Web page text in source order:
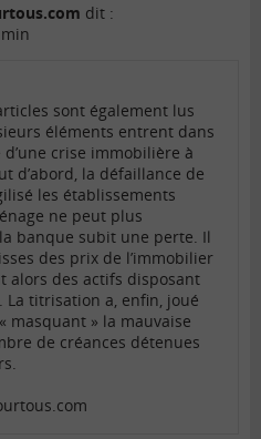
dit :
sont également lus
éléments entrent dans
crise immobilière à
d’abord, la défaillance de
les établissements
ne peut plus
banque subit une perte. Il
des prix de l’immobilier
alors des actifs disposant
La titrisation a, enfin, joué
masquant » la mauvaise
de créances détenues